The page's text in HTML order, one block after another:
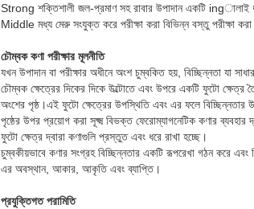
Strong শক্তিশালী জল-প্রমাণ সহ রাবার উপাদান একটি ingালাই
Middle মধ্য মেরু সংযুক্ত করে পরীক্ষা করা বিভিন্ন বস্তু পরীক্ষা করা
চৌম্বক কণা পরীক্ষার মূলনীতি
যখন উপাদান বা পরীক্ষার অধীনে অংশ চুম্বকিত হয়, বিচ্ছিন্নতা যা
চৌম্বক ক্ষেত্রের দিকের দিকে উল্টোতে এবং উপরে একটি ফুটো ক্ষেত্র
অংশের পৃষ্ঠ।এই ফুটো ক্ষেত্রের উপস্থিতি এবং এর ফলে বিচ্ছিন্নতার
পৃষ্ঠের উপর প্রয়োগ করা সূক্ষ্ম বিভক্ত ফেরোম্যাগনেটিক কণার
ফুটো ক্ষেত্র দ্বারা কণাগুলি প্রস্তুত এবং ধরে রাখা হচ্ছে।
চুম্বকীয়ভাবে কণার সংগ্রহ বিচ্ছিন্নতার একটি রূপরেখা গঠন করে এবং
এর অবস্থান, আকার, আকৃতি এবং ব্যাপ্তি।
প্রযুক্তিগত পরামিতি